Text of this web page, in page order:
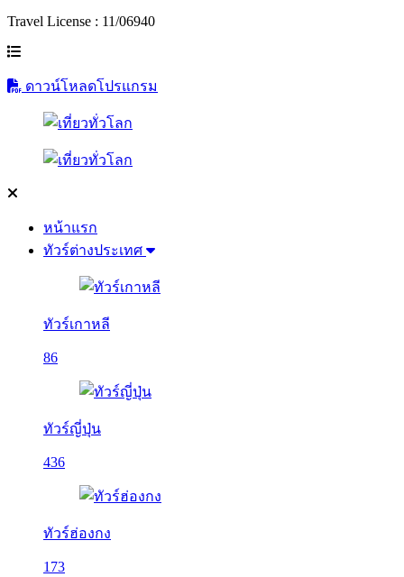
Travel License : 11/06940
ดาวน์โหลดโปรแกรม
หน้าแรก
ทัวร์ต่างประเทศ
ทัวร์เกาหลี
86
ทัวร์ญี่ปุ่น
436
ทัวร์ฮ่องกง
173